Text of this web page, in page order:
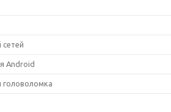
Android